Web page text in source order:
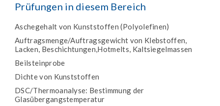
Prüfungen in diesem Bereich
Aschegehalt von Kunststoffen (Polyolefinen)
Auftragsmenge/Auftragsgewicht von Klebstoffen,
Lacken, Beschichtungen,Hotmelts, Kaltsiegelmassen
Beilsteinprobe
Dichte von Kunststoffen
DSC/Thermoanalyse: Bestimmung der
Glasübergangstemperatur